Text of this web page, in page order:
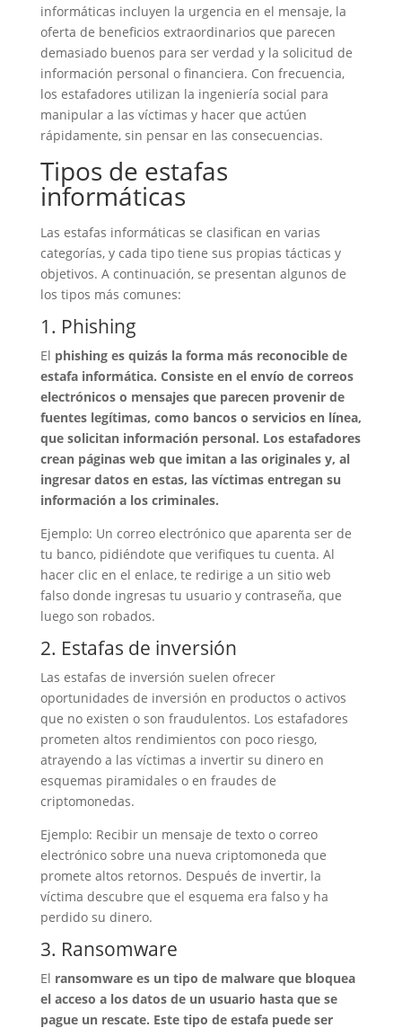
informáticas incluyen la urgencia en el mensaje, la
oferta de beneficios extraordinarios que parecen
demasiado buenos para ser verdad y la solicitud de
información personal o financiera. Con frecuencia,
los estafadores utilizan la ingeniería social para
manipular a las víctimas y hacer que actúen
rápidamente, sin pensar en las consecuencias.
Tipos de estafas
informáticas
Las estafas informáticas se clasifican en varias
categorías, y cada tipo tiene sus propias tácticas y
objetivos. A continuación, se presentan algunos de
los tipos más comunes:
1. Phishing
El phishinges quizás la forma más reconocible de
estafa informática. Consiste en el envío de correos
electrónicos o mensajes que parecen provenir de
fuentes legítimas, como bancos o servicios en línea,
que solicitan información personal. Los estafadores
crean páginas web que imitan a las originales y, al
ingresar datos en estas, las víctimas entregan su
información a los criminales.
Ejemplo: Un correo electrónico que aparenta ser de
tu banco, pidiéndote que verifiques tu cuenta. Al
hacer clic en el enlace, te redirige a un sitio web
falso donde ingresas tu usuario y contraseña, que
luego son robados.
2. Estafas de inversión
Las estafas de inversión suelen ofrecer
oportunidades de inversión en productos o activos
que no existen o son fraudulentos. Los estafadores
prometen altos rendimientos con poco riesgo,
atrayendo a las víctimas a invertir su dinero en
esquemas piramidales o en fraudes de
criptomonedas.
Ejemplo: Recibir un mensaje de texto o correo
electrónico sobre una nueva criptomoneda que
promete altos retornos. Después de invertir, la
víctima descubre que el esquema era falso y ha
perdido su dinero.
3. Ransomware
El ransomwarees un tipo de malware que bloquea
el acceso a los datos de un usuario hasta que se
pague un rescate. Este tipo de estafa puede ser